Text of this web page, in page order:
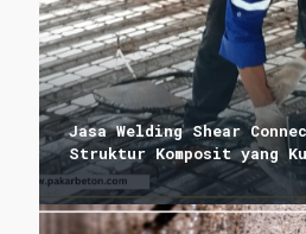
Jasa Welding Shear
Struktur Komposit yang